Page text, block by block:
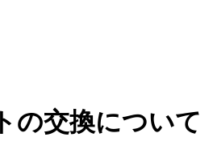
の交換について